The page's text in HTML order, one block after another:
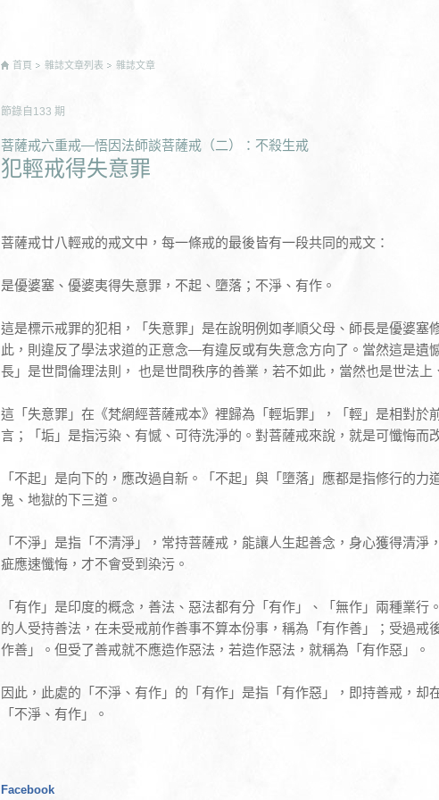
首頁 雜誌文章列表 雜誌文章
節錄自 133 期
菩薩戒六重戒—悟因法師談菩薩戒（二）：不殺生戒
犯輕戒得失意罪
菩薩戒廿八輕戒的戒文中，每一條戒的最後皆有一段共同的戒文：
是優婆塞、優婆夷得失意罪，不起、墮落；不淨、有作。
這是標示戒罪的犯相，「失意罪」是在說明例如孝順父母、師長是優婆塞
此，則違反了學法求道的正意念—有違反或有失意念方向了。當然這是遺
長」是世間倫理法則， 也是世間秩序的善業，若不如此，當然也是世法上
這「失意罪」在《梵網經菩薩戒本》裡歸為「輕垢罪」，「輕」是相對於
言；「垢」是指污染、有憾、可待洗淨的。對菩薩戒來說，就是可懺悔而
「不起」是向下的，應改過自新。「不起」與「墮落」應都是指修行的力
鬼、地獄的下三道。
「不淨」是指「不清淨」，常持菩薩戒，能讓人生起善念，身心獲得清淨
疵應速懺悔，才不會受到染污。
「有作」是印度的概念，善法、惡法都有分「有作」、「無作」兩種業行
的人受持善法，在未受戒前作善事不算本份事，稱為「有作善」；受過戒
作善」。但受了善戒就不應造作惡法，若造作惡法，就稱為「有作惡」。
因此，此處的「不淨、有作」的「有作」是指「有作惡」，即持善戒，却
「不淨、有作」。
Facebook